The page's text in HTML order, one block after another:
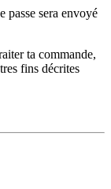
passe sera envoyé
ta commande,
fins décrites